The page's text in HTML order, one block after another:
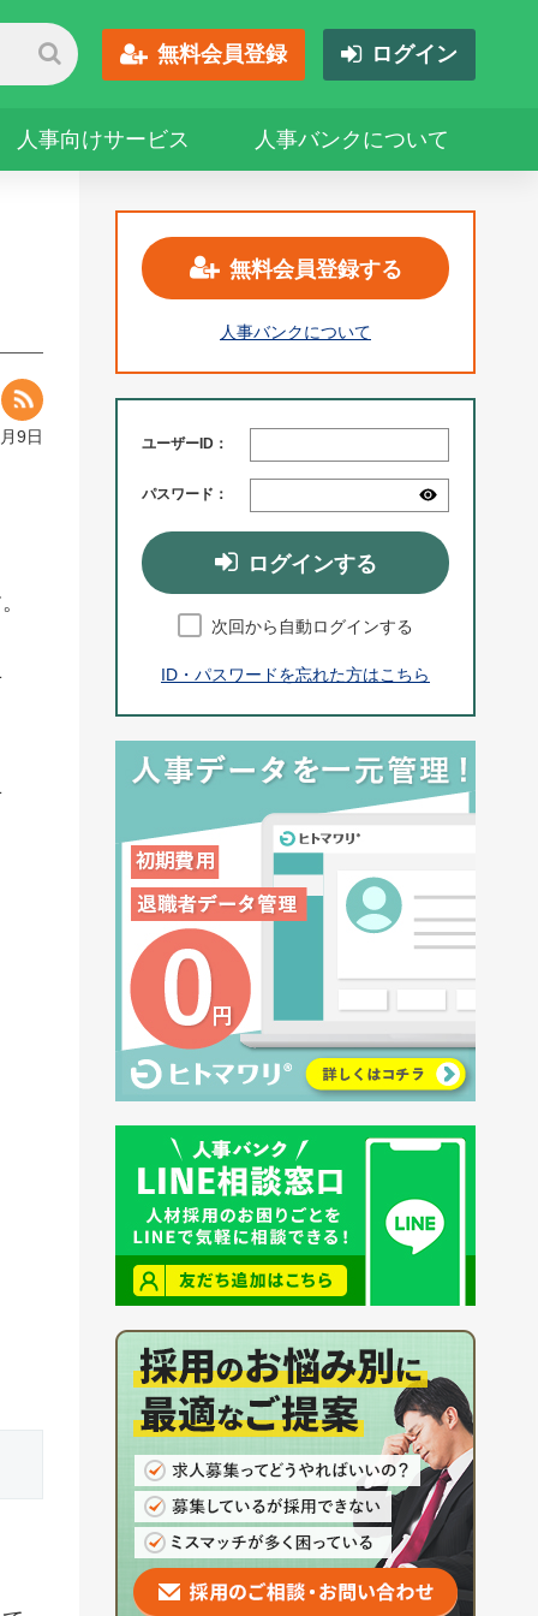
無料会員登録 ログイン
人事向けサービス 人事バンクについて
9日
無料会員登録する
人事バンクについて
ユーザーID：
パスワード：
ログインする
次回から自動ログインする
ID・パスワードを忘れた方はこちら